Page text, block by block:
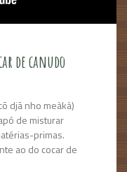
de canudo
djã nho meàkà)
de misturar
primas.
ao do cocar de